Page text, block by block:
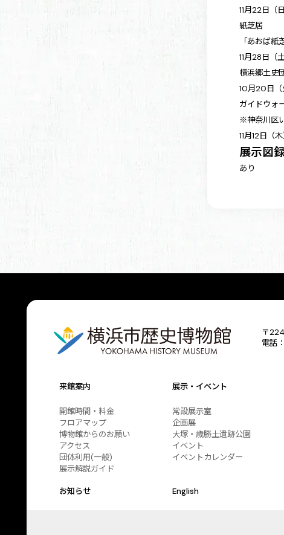
11月22日（日
紙芝居
「あおば
11月28日（土
横浜郷土史
10月20日（
ガイドウォ
※神奈川区
11月12日（木
展示図
あり
〒
電話
来館案内
開館時間・料金
フロアマップ
博物館からのお願い
アクセス
団体利用(一般)
展示解説ガイド
展示・イベント
常設展示室
企画展
大塚・歳勝土遺跡公園
イベント
イベントカレンダー
お知らせ English